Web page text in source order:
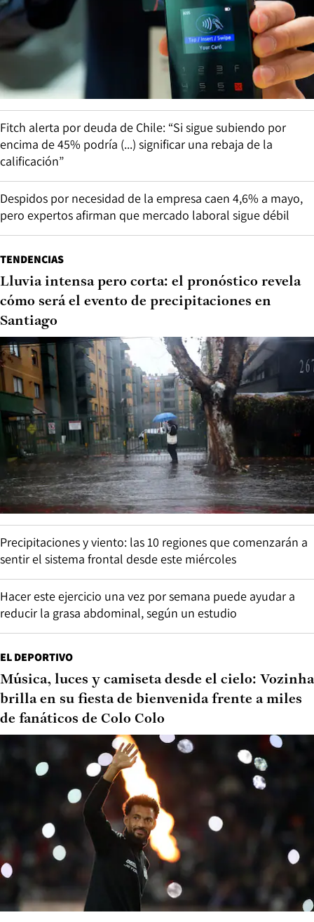
Fitch alerta por deuda de Chile: “Si sigue subiendo por
encima de 45% podría (...) significar una rebaja de la
calificación”
Despidos por necesidad de la empresa caen 4,6% a mayo,
pero expertos afirman que mercado laboral sigue débil
TENDENCIAS
Lluvia intensa pero corta: el pronóstico revela
cómo será el evento de precipitaciones en
Santiago
Precipitaciones y viento: las 10 regiones que comenzarán a
sentir el sistema frontal desde este miércoles
Hacer este ejercicio una vez por semana puede ayudar a
reducir la grasa abdominal, según un estudio
EL DEPORTIVO
Música, luces y camiseta desde el cielo: Vozinha
brilla en su fiesta de bienvenida frente a miles
de fanáticos de Colo Colo